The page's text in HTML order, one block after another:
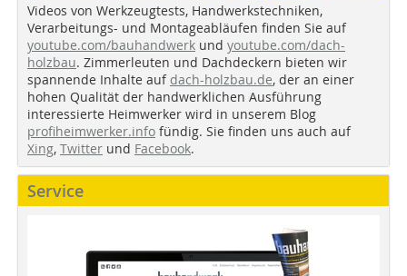
Videos von Werkzeugtests, Handwerkstechniken,
Verarbeitungs- und Montageabläufen finden Sie auf
youtube.com/bauhandwerk und youtube.com/dach-
holzbau. Zimmerleuten und Dachdeckern bieten wir
spannende Inhalte auf dach-holzbau.de, der an einer
hohen Qualität der handwerklichen Ausführung
interessierte Heimwerker wird in unserem Blog
profiheimwerker.info fündig. Sie finden uns auch auf
Xing, Twitter und Facebook.
Service